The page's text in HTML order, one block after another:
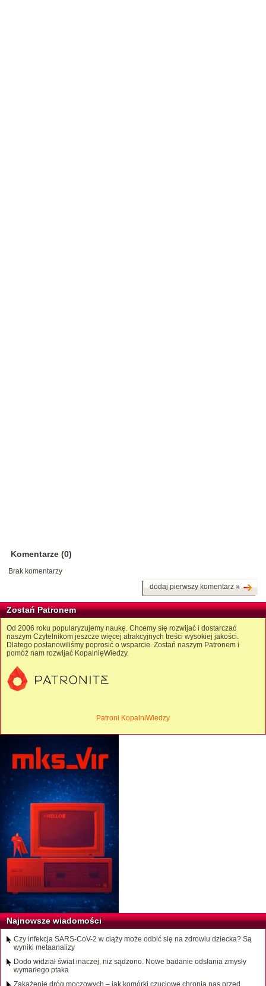
Komentarze (0)
Brak komentarzy
dodaj pierwszy komentarz »
Zostań Patronem
Od 2006 roku popularyzujemy naukę. Chcemy się rozwijać i dostarczać
naszym Czytelnikom jeszcze więcej atrakcyjnych treści wysokiej jakości.
Dlatego postanowiliśmy poprosić o wsparcie. Zostań naszym Patronem i
pomóż nam rozwijać KopalnięWiedzy.
Patroni KopalniWiedzy
Najnowsze wiadomości
Czy infekcja SARS-CoV-2 w ciąży może odbić się na zdrowiu dziecka? Są
wyniki metaanalizy
Dodo widział świat inaczej, niż sądzono. Nowe badanie odsłania zmysły
wymarłego ptaka